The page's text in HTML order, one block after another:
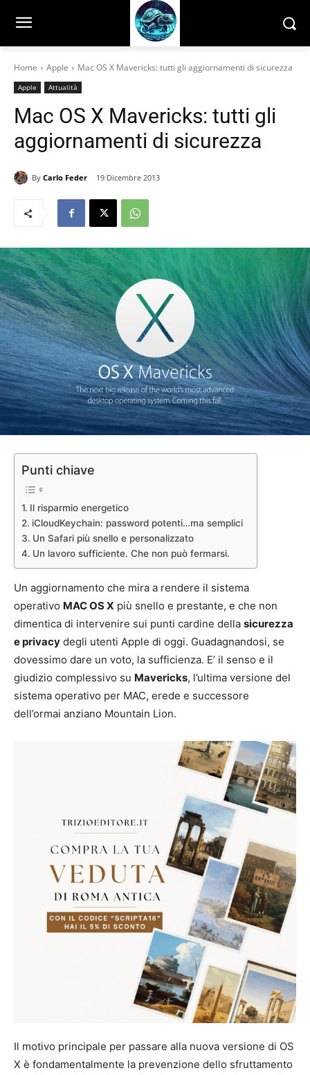
Home Apple Mac OS X Mavericks: tutti gli aggiornamenti di sicurezza
Apple Attualità
Mac OS X Mavericks: tutti gli
aggiornamenti di sicurezza
By Carlo Feder 19 Dicembre 2013
Punti chiave
Il risparmio energetico
iCloudKeychain: password potenti…ma semplici
Un Safari più snello e personalizzato
Un lavoro sufficiente. Che non può fermarsi.
Un aggiornamento che mira a rendere il sistema
operativo MAC OS X più snello e prestante, e che non
dimentica di intervenire sui punti cardine della sicurezza
e privacy degli utenti Apple di oggi. Guadagnandosi, se
dovessimo dare un voto, la sufficienza. E’ il senso e il
giudizio complessivo su Mavericks, l’ultima versione del
sistema operativo per MAC, erede e successore
dell’ormai anziano Mountain Lion.
Il motivo principale per passare alla nuova versione di OS
X è fondamentalmente la prevenzione dello sfruttamento